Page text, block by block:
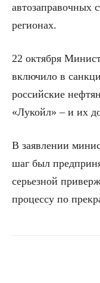
автозаправочных
регионах.
22 октября
включило в
российские
«Лукойл» – и их
В заявлении
шаг был
серьезной
процессу по